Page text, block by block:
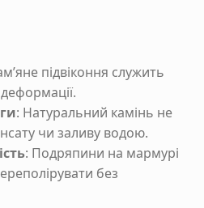
підвіконня служить
: Натуральний камінь не
чи заливу водою.
: Подряпини на мармурі
без